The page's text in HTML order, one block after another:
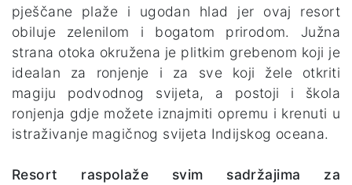
pješčane plaže i ugodan hlad jer ovaj resort
obiluje zelenilom i bogatom prirodom. Južna
strana otoka okružena je plitkim grebenom koji je
idealan za ronjenje i za sve koji žele otkriti
magiju podvodnog svijeta, a postoji i škola
ronjenja gdje možete iznajmiti opremu i krenuti u
istraživanje magičnog svijeta Indijskog oceana.
Resort raspolaže svim sadržajima za